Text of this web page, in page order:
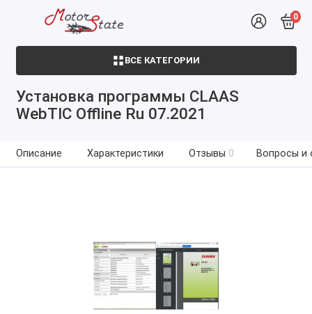
0
ВСЕ КАТЕГОРИИ
Установка программы CLAAS
WebTIC Offline Ru 07.2021
Описание Характеристики Отзывы 0 Вопросы и